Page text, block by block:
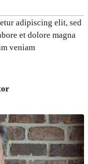
adipiscing elit, sed
et dolore magna
veniam